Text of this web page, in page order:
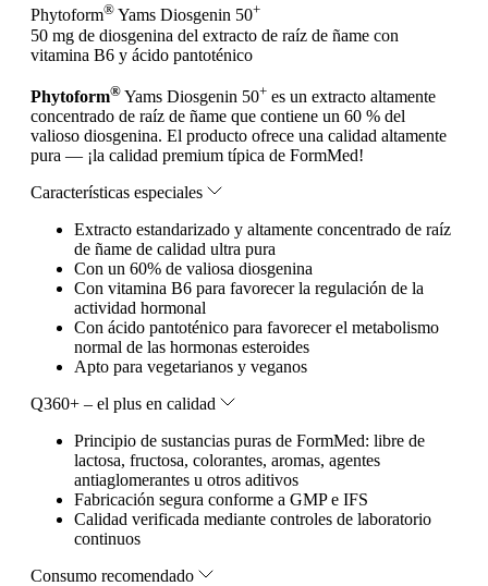
Phytoform® Yams Diosgenin 50+
50 mg de diosgenina del extracto de raíz de ñame con
vitamina B6 y ácido pantoténico
Phytoform® Yams Diosgenin 50+ es un extracto altamente
concentrado de raíz de ñame que contiene un 60 % del
valioso diosgenina. El producto ofrece una calidad altamente
pura — ¡la calidad premium típica de FormMed!
Características especiales
Extracto estandarizado y altamente concentrado de raíz
de ñame de calidad ultra pura
Con un 60% de valiosa diosgenina
Con vitamina B6 para favorecer la regulación de la
actividad hormonal
Con ácido pantoténico para favorecer el metabolismo
normal de las hormonas esteroides
Apto para vegetarianos y veganos
Q360+ – el plus en calidad
Principio de sustancias puras de FormMed: libre de
lactosa, fructosa, colorantes, aromas, agentes
antiaglomerantes u otros aditivos
Fabricación segura conforme a GMP e IFS
Calidad verificada mediante controles de laboratorio
continuos
Consumo recomendado